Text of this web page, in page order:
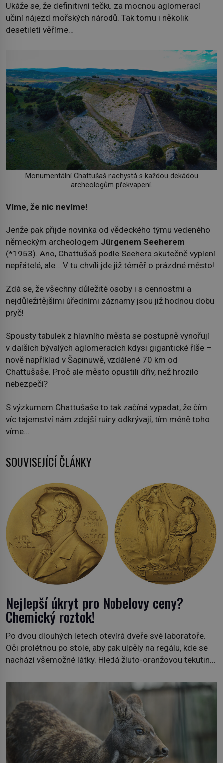
Ukáže se, že definitivní tečku za mocnou aglomerací
učiní nájezd mořských národů. Tak tomu i několik
desetiletí věříme…
Monumentální Chattušaš nachystá s každou dekádou
archeologům překvapení.
Víme, že nic nevíme!
Jenže pak přijde novinka od vědeckého týmu vedeného
německým archeologem Jürgenem Seeherem
(*1953). Ano, Chattušaš podle Seehera skutečně vyplení
nepřátelé, ale… V tu chvíli jde již téměř o prázdné město!
Zdá se, že všechny důležité osoby i s cennostmi a
nejdůležitějšími úředními záznamy jsou již hodnou dobu
pryč!
Spousty tabulek z hlavního města se postupně vynořují
v dalších bývalých aglomeracích kdysi gigantické říše –
nově například v Šapinuwě, vzdálené 70 km od
Chattušaše. Proč ale město opustili dřív, než hrozilo
nebezpečí?
S výzkumem Chattušaše to tak začíná vypadat, že čím
víc tajemství nám zdejší ruiny odkrývají, tím méně toho
víme…
SOUVISEJÍCÍ ČLÁNKY
Nejlepší úkryt pro Nobelovy ceny?
Chemický roztok!
Po dvou dlouhých letech otevírá dveře své laboratoře.
Oči prolétnou po stole, aby pak ulpěly na regálu, kde se
nachází všemožné látky. Hledá žluto-oranžovou tekutinu,
plán dokončit. Pod termínem aqua regia se skrývá
směs s názvem lučavka královská. Svůj přídomek nemá
pro nic za nic, […]